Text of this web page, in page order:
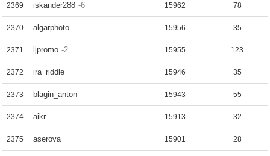
2369 iskander288 -6 15962 78
2370 algarphoto 15956 35
2371 ljpromo -2 15955 123
2372 ira_riddle 15946 35
2373 blagin_anton 15943 55
2374 aikr 15913 32
2375 aserova 15901 28